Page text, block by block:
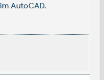
AutoCAD.